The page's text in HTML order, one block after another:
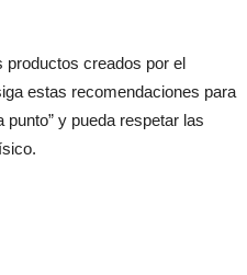
productos creados por el
estas recomendaciones para
punto” y pueda respetar las